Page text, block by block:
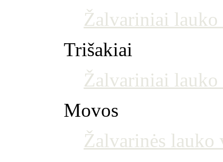
Žalvariniai
Trišakiai
Žalvariniai
Movos
Žalvarinės lauko